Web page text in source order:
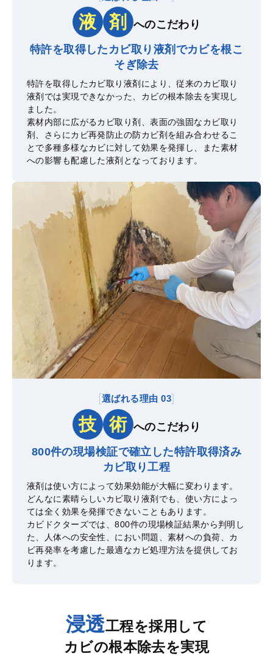
液 剤 へのこだわり
特許を取得したカビ取り液剤でカビを根こ
そぎ除去
特許を取得したカビ取り液剤により、従来のカビ取り
液剤では実現できなかった、カビの根本除去を実現し
ました。
素材内部に広がるカビ取り剤、表面の強固なカビ取り
剤、さらにカビ再発防止の防カビ剤を組み合わせるこ
とで多種多様なカビに対して効果を発揮し、また素材
への影響も配慮した液剤となっております。
選ばれる理由 03
技 術 へのこだわり
800件の現場検証で確立した特許取得済み
カビ取り工程
液剤は使い方によって効果効能が大幅に変わります。
どんなに素晴らしいカビ取り液剤でも、使い方によっ
ては全く効果を発揮できないこともあります。
カビドクターズでは、800件の現場検証結果から判明し
た、人体への安全性、におい問題、素材への負荷、カ
ビ再発率を考慮した最適なカビ処理方法を提供してお
ります。
浸透工程を採用して
カビの根本除去を実現